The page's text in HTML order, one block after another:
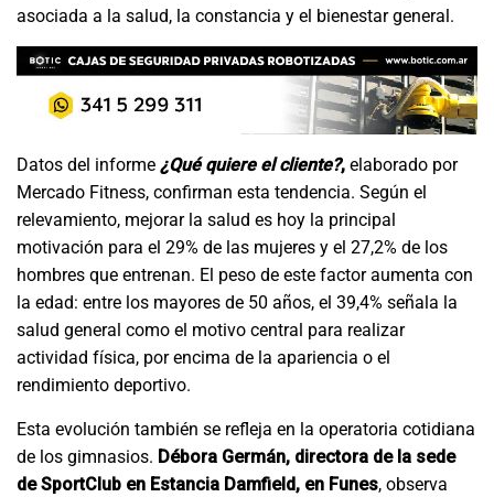
asociada a la salud, la constancia y el bienestar general.
Datos del informe ¿Qué quiere el cliente?, elaborado por
Mercado Fitness, confirman esta tendencia. Según el
relevamiento, mejorar la salud es hoy la principal
motivación para el 29% de las mujeres y el 27,2% de los
hombres que entrenan. El peso de este factor aumenta con
la edad: entre los mayores de 50 años, el 39,4% señala la
salud general como el motivo central para realizar
actividad física, por encima de la apariencia o el
rendimiento deportivo.
Esta evolución también se refleja en la operatoria cotidiana
de los gimnasios. Débora Germán, directora de la sede
de SportClub en Estancia Damfield, en Funes, observa